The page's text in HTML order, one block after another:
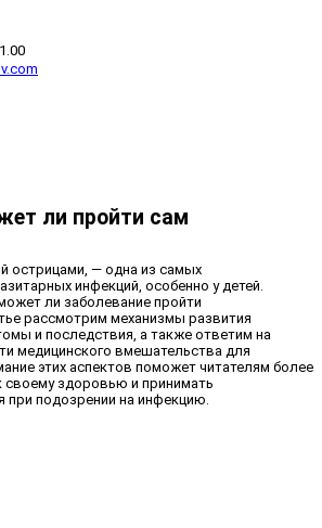
ли пройти сам
острицами, — одна из самых
инфекций, особенно у детей.
ли заболевание пройти
рассмотрим механизмы развития
и последствия, а также ответим на
медицинского вмешательства для
этих аспектов поможет читателям более
своему здоровью и принимать
при подозрении на инфекцию.